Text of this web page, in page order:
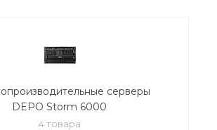
серверы
DEPO Storm 6000
4 товара